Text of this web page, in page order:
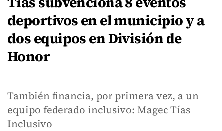
deportivos en el municipio y a
dos equipos en División de
Honor
También financia, por primera vez, a un
equipo federado inclusivo: Magec Tías
Inclusivo